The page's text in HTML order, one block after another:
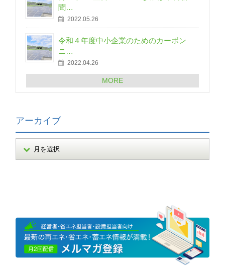
聞…
2022.05.26
令和４年度中小企業のためのカーボン
ニ…
2022.04.26
MORE
アーカイブ